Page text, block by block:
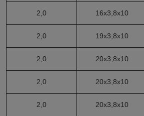
2,0 16х3,8х10
2,0 19х3,8х10
2,0 20х3,8х10
2,0 20х3,8х10
2,0 20х3,8х10